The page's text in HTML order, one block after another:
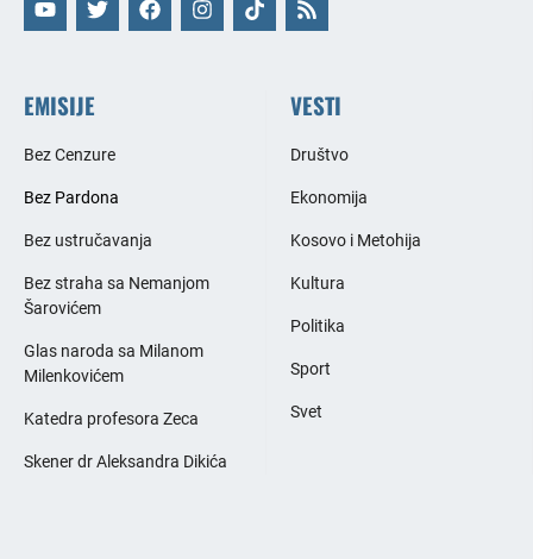
EMISIJE
Bez Cenzure
Bez Pardona
Bez ustručavanja
Bez straha sa Nemanjom
Šarovićem
Glas naroda sa Milanom
Milenkovićem
Katedra profesora Zeca
Skener dr Aleksandra Dikića
VESTI
Društvo
Ekonomija
Kosovo i Metohija
Kultura
Politika
Sport
Svet